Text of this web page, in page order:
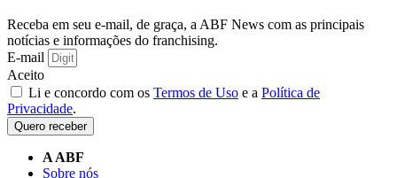
Receba em seu e-mail, de graça, a ABF News com as principais
notícias e informações do franchising.
E-mail
Aceito
Li e concordo com os Termos de Uso e a Política de
Privacidade.
Quero receber
A ABF
Sobre nós